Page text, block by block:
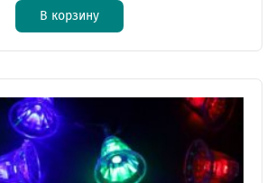
В корзину